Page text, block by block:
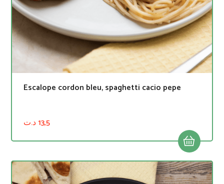
Escalope cordon bleu, spaghetti cacio pepe
13,5د.ت